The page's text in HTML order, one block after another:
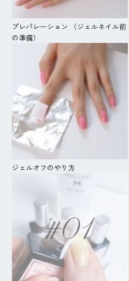
プレパレーション （ジェルネイル前
の準備）
ジェルオフのやり方